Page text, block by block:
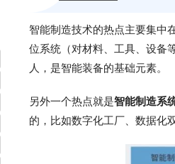
智能制造技术的热点主要集中
位系统（对材料、工具、设备
人，是智能装备的基础元素。
另外一个热点就是智能制造系
的，比如数字化工厂、数据化